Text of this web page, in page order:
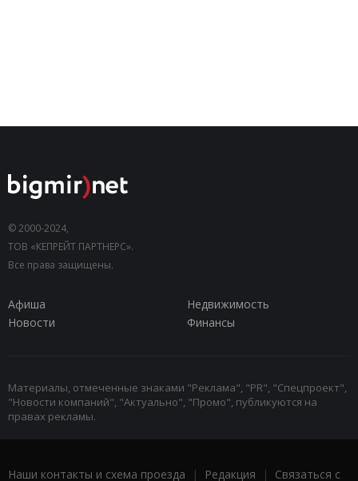
© 2000-2024,
ТОВ «КЕПРЕЙТ ПАРТНЕРС».
Все права защищены.
Афиша
Недвижимость
Новости
Финансы
Материалы, отмеченные знаками "Реклама", "PR", "Спецпроект",
"Новости компаний", "Актуально", "Промо", публикуются на
правах рекламы.
Наши контакты и схема проезда | Редакция | Связаться с